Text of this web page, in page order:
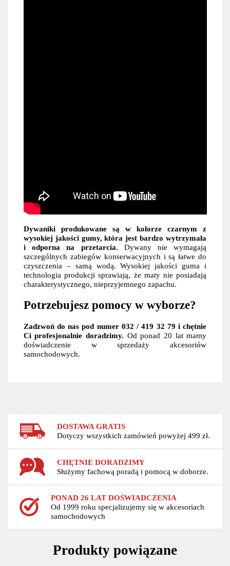
Dywaniki produkowane są w kolorze czarnym z
wysokiej jakości gumy, która jest bardzo wytrzymała
i odporna na przetarcia. Dywany nie wymagają
szczególnych zabiegów konserwacyjnych i są łatwe do
czyszczenia – samą wodą. Wysokiej jakości guma i
technologia produkcji sprawiają, że maty nie posiadają
charakterystycznego, nieprzyjemnego zapachu.
Potrzebujesz pomocy w wyborze?
Zadzwoń do nas pod numer 032 / 419 32 79 i chętnie
Ci profesjonalnie doradzimy. Od ponad 20 lat mamy
doświadczenie w sprzedaży akcesoriów
samochodowych.
DOSTAWA GRATIS
Dotyczy wszystkich zamówień powyżej 499 zł.
CHĘTNIE DORADZIMY
Służymy fachową poradą i pomocą w doborze.
PONAD 26 LAT DOŚWIADCZENIA
Od 1999 roku specjalizujemy się w akcesoriach
samochodowych
Produkty powiązane